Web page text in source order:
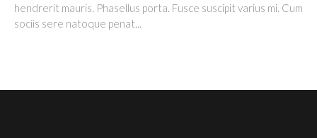
hendrerit mauris. Phasellus porta. Fusce suscipit varius mi. Cum
sociis sere natoque penat...